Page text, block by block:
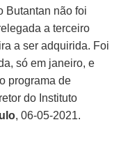
Butantan não foi
a terceiro
a ser adquirida. Foi
só em janeiro, e
programa de
do Instituto
, 06-05-2021.